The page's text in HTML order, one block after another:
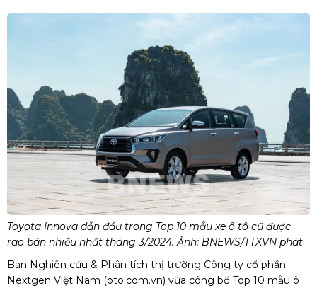
Toyota Innova dẫn đầu trong Top 10 mẫu xe ô tô cũ được
rao bán nhiều nhất tháng 3/2024. Ảnh: BNEWS/TTXVN phát
Ban Nghiên cứu & Phân tích thị trường Công ty cổ phần
Nextgen Việt Nam (oto.com.vn) vừa công bố Top 10 mẫu ô